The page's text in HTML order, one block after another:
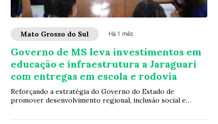
Mato Grosso do Sul Há 1 mês
Governo de MS leva investimentos em
educação e infraestrutura a Jaraguari
com entregas em escola e rodovia
Reforçando a estratégia do Governo do Estado de
promover desenvolvimento regional, inclusão social e